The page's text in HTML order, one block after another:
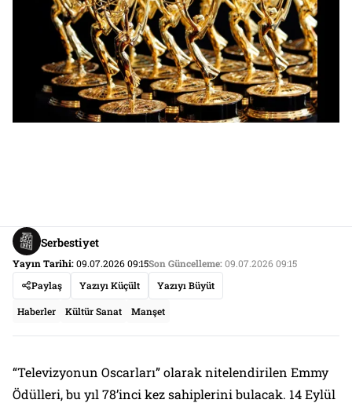
Serbestiyet
Yayın Tarihi:09.07.2026 09:15Son Güncelleme:09.07.2026 09:15
Paylaş
Yazıyı Küçült Yazıyı Büyüt
Haberler Kültür Sanat Manşet
“Televizyonun Oscarları” olarak nitelendirilen Emmy
Ödülleri, bu yıl 78’inci kez sahiplerini bulacak. 14 Eylül